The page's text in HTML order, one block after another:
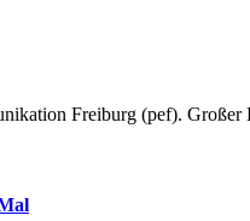
Freiburg (pef).